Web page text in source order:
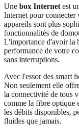
Une box Internet est
Internet pour connecter
appareils sont plus
fonctionnalités de
L'importance d'avoir la
performance de votre
sans interruptions.
Avec l'essor des smart
Non seulement elle
la connectivité de tous
comme la fibre optique
les débits disponibles,
fluides que jamais.